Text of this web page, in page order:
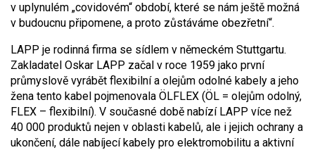
v uplynulém „covidovém“ období, které se nám ještě možná
v budoucnu připomene, a proto zůstáváme obezřetní“.
LAPP je rodinná firma se sídlem v německém Stuttgartu.
Zakladatel Oskar LAPP začal v roce 1959 jako první
průmyslově vyrábět flexibilní a olejům odolné kabely a jeho
žena tento kabel pojmenovala ÖLFLEX (ÖL = olejům odolný,
FLEX – flexibilní). V současné době nabízí LAPP více než
40 000 produktů nejen v oblasti kabelů, ale i jejich ochrany a
ukončení, dále nabíjecí kabely pro elektromobilitu a aktivní